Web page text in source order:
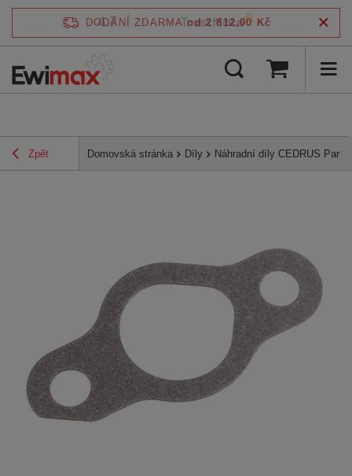
DODÁNÍ ZDARMA od 2 812,00 Kč
Zpět Domovská stránka Díly Náhradní díly CEDRUS Parts
4.7 /5 ověřeno podle